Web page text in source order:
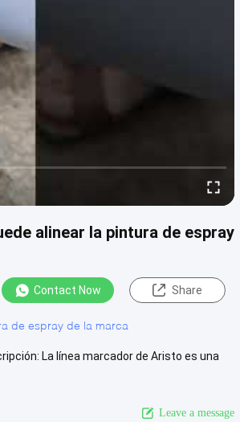
alinear la pintura de espray
Contact Now Share
de espray de la marca
La línea marcador de Aristo es una
Leave a message